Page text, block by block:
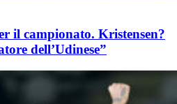
il campionato. Kristensen?
dell’Udinese”